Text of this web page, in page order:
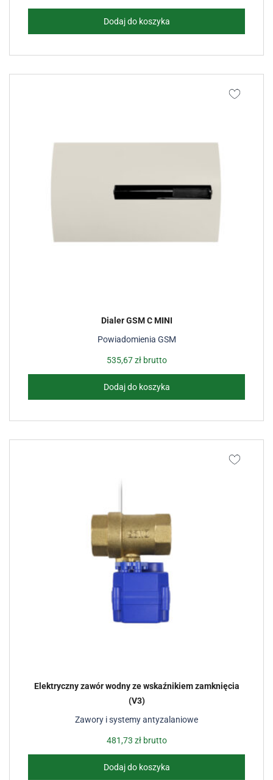
Dodaj do koszyka
Powiadomienia GSM
Dialer GSM C MINI
535,67złbrutto
Dodaj do koszyka
Zawory i systemy antyzalaniowe
Elektryczny zawór wodny ze wskaźnikiem zamknięcia
(V3)
481,73 złbrutto
Dodaj do koszyka